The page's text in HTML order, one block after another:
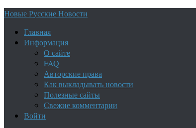
Новые Русские Новости
Главная
Информация
О сайте
FAQ
Авторские права
Как выкладывать новости
Полезные сайты
Свежие комментарии
Войти